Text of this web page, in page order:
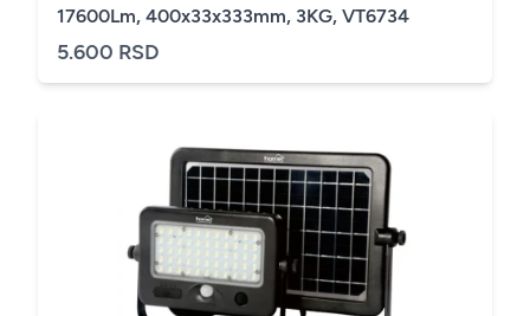
17600Lm, 400x33x333mm, 3KG, VT6734
5.600 RSD